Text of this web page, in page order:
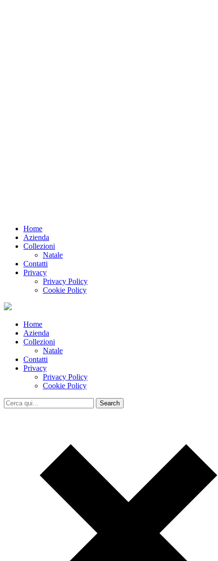
Home
Azienda
Collezioni
Natale
Contatti
Privacy
Privacy Policy
Cookie Policy
Home
Azienda
Collezioni
Natale
Contatti
Privacy
Privacy Policy
Cookie Policy